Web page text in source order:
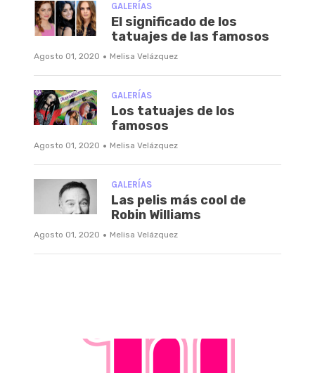
GALERÍAS
El significado de los
tatuajes de las famosos
Agosto 01, 2020 · Melisa Velázquez
GALERÍAS
Los tatuajes de los
famosos
Agosto 01, 2020 · Melisa Velázquez
GALERÍAS
Las pelis más cool de
Robin Williams
Agosto 01, 2020 · Melisa Velázquez